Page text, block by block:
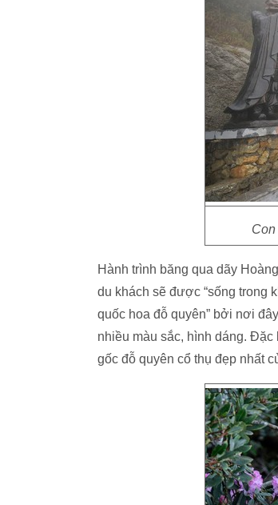
Hành trình băng qua dãy
du khách sẽ được “sống trong
quốc hoa đỗ quyên” bởi nơi
nhiều màu sắc, hình dáng.
gốc đỗ quyên cổ thụ đẹp nhất